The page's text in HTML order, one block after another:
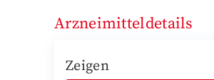
Arzneimitteldetails
Zeigen